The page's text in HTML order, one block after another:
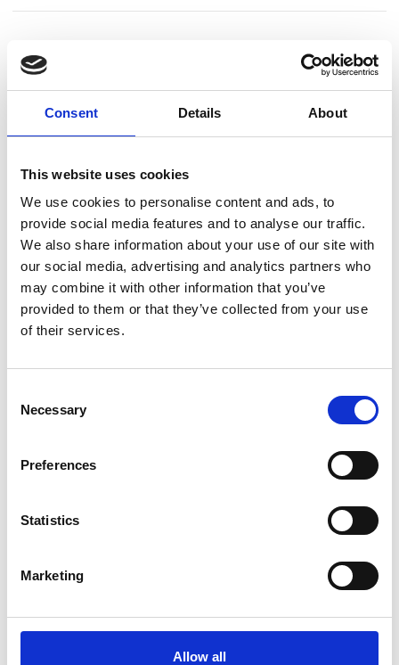
Consent Details About
This website uses cookies
We use cookies to personalise content and ads, to
provide social media features and to analyse our traffic.
We also share information about your use of our site with
our social media, advertising and analytics partners who
may combine it with other information that you’ve
provided to them or that they’ve collected from your use
of their services.
Selection
Necessary
Preferences
Statistics
Marketing
Allow all
KØR-SELV FERIE ◆ ISLAND sæson 1
KØR-SELV FERIE ◆ ISLAND sæson 2
KØR-SELV FERIE ◆ FÆRØERNE